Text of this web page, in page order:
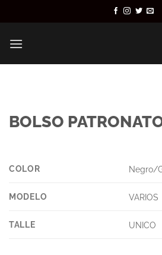
al
BOLSO
COLOR Negro/
MODELO VARIOS
TALLE UNICO